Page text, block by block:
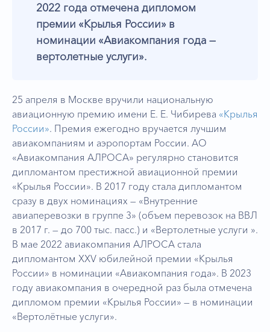
2022 года отмечена дипломом
премии «Крылья России» в
номинации «Авиакомпания года —
вертолетные услуги».
25 апреля в Москве вручили национальную
авиационную премию имени Е. Е. Чибирева «Крылья
России». Премия ежегодно вручается лучшим
авиакомпаниям и аэропортам России. АО
«Авиакомпания АЛРОСА» регулярно становится
дипломантом престижной авиационной премии
«Крылья России». В 2017 году стала дипломантом
сразу в двух номинациях — «Внутренние
авиаперевозки в группе 3» (объем перевозок на ВВЛ
в 2017 г. — до 700 тыс. пасс.) и «Вертолетные услуги ».
В мае 2022 авиакомпания АЛРОСА стала
дипломантом XXV юбилейной премии «Крылья
России» в номинации «Авиакомпания года». В 2023
году авиакомпания в очередной раз была отмечена
дипломом премии «Крылья России» — в номинации
«Вертолётные услуги».